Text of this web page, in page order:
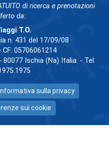
di ricerca e prenotazioni
da:
T.O.
n. 431 del 17/09/08
05706061214
Ischia (Na) Italia. - Tel.
Informativa sulla privacy
sui cookie